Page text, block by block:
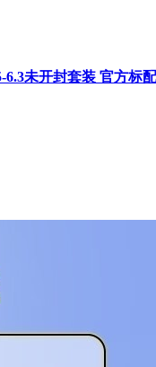
未开封套装 官方标